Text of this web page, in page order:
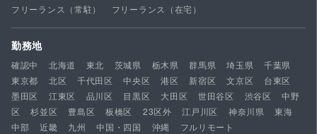
フリーランス（常駐） フリーランス（在宅）
勤務地
確認中 北海道 東北 茨城県 栃木県 群馬県 埼玉県
千葉県
東京都
北区 千代田区 中央区 港区 新宿区 文京区
台東区
墨田区
江東区 品川区 目黒区 大田区 世田谷区 渋谷区
中野
区
杉並区 豊島区 板橋区 23区外 江戸川区 神奈川県
東海
中部
近畿 九州 中国・四国 沖縄 フルリモート